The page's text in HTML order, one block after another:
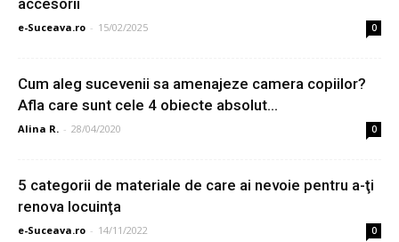
accesorii
e-Suceava.ro - 15/02/2025 0
Cum aleg sucevenii sa amenajeze camera copiilor?
Afla care sunt cele 4 obiecte absolut...
Alina R. - 28/04/2020 0
5 categorii de materiale de care ai nevoie pentru a-ţi
renova locuinţa
e-Suceava.ro - 14/11/2022 0